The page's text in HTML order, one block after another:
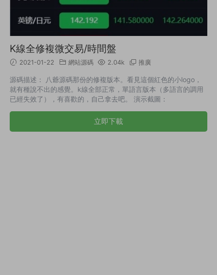
K線全修複微交易/時間盤
2021-01-22 網站源碼 2.04k 推廣
源碼描述： 八爺源碼那份的修複版本。看見這個紅色的小logo，
就有種說不出的感覺。k線全部正常，單語言版本（多語言的調用
已經失效了），有喜歡的，自己拿去吧。 演示截圖：
立即下載